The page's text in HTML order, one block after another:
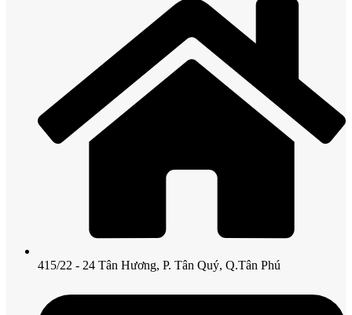
415/22 - 24 Tân Hương, P. Tân Quý, Q.Tân Phú